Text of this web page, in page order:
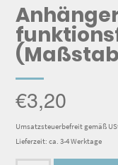
(Maßstab
€3,20
Umsatzsteuerbefreit gemäß
Lieferzeit: ca. 3-4 Werktage